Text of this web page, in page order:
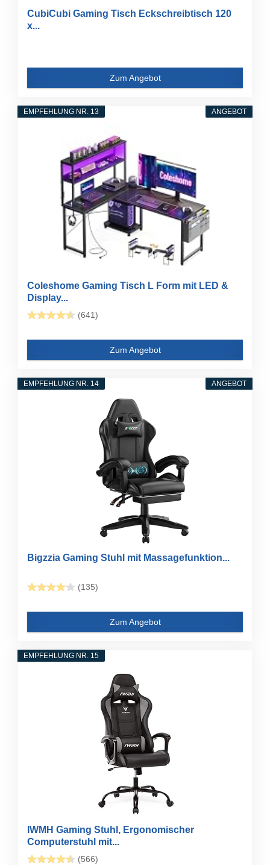
CubiCubi Gaming Tisch Eckschreibtisch 120
x...
Zum Angebot
ANGEBOT
EMPFEHLUNG NR. 13
Coleshome Gaming Tisch L Form mit LED &
Display...
(641)
Zum Angebot
ANGEBOT
EMPFEHLUNG NR. 14
Bigzzia Gaming Stuhl mit Massagefunktion...
(135)
Zum Angebot
EMPFEHLUNG NR. 15
IWMH Gaming Stuhl, Ergonomischer
Computerstuhl mit...
(566)